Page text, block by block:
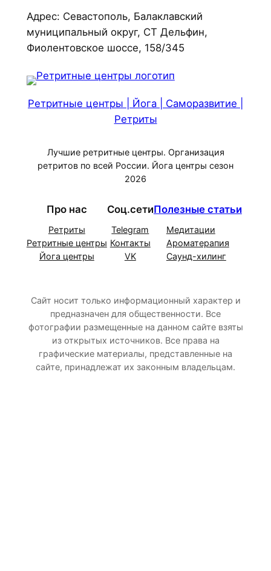
Адрес: Севастополь, Балаклавский
муниципальный округ, СТ Дельфин,
Фиолентовское шоссе, 158/345
Ретритные центры | Йога | Саморазвитие |
Ретриты
Лучшие ретритные центры. Организация
ретритов по всей России. Йога центры сезон
2026
Про нас
Ретриты
Ретритные центры
Йога центры
Соц.сети
Telegram
Контакты
VK
Полезные статьи
Медитации
Ароматерапия
Саунд-хилинг
Сайт носит только информационный характер и
предназначен для общественности. Все
фотографии размещенные на данном сайте взяты
из открытых источников. Все права на
графические материалы, представленные на
сайте, принадлежат их законным владельцам.